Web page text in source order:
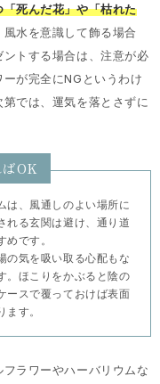
死んだ花」や「枯れた
風水を意識して飾る場合
トする場合は、注意が必
が完全にNGというわけ
では、運気を落とさずに
OK
は、風通しのよい場所に
れる玄関は避け、通り道
です。
の気を吸い取る心配もな
。ほこりをかぶると陰の
ースで覆っておけば表面
ます。
ラワーやハーバリウムな